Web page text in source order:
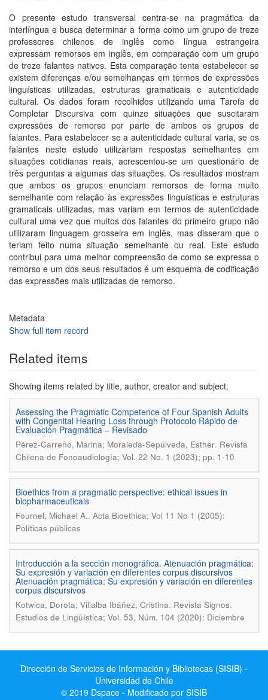
O presente estudo transversal centra-se na pragmática da
interlíngua e busca determinar a forma como um grupo de treze
professores chilenos de inglês como língua estrangeira
expressam remorsos em inglês, em comparação com um grupo
de treze falantes nativos. Esta comparação tenta estabelecer se
existem diferenças e/ou semelhanças em termos de expressões
linguísticas utilizadas, estruturas gramaticais e autenticidade
cultural. Os dados foram recolhidos utilizando uma Tarefa de
Completar Discursiva com quinze situações que suscitaram
expressões de remorso por parte de ambos os grupos de
falantes. Para estabelecer se a autenticidade cultural varia, se os
falantes neste estudo utilizariam respostas semelhantes em
situações cotidianas reais, acrescentou-se um questionário de
três perguntas a algumas das situações. Os resultados mostram
que ambos os grupos enunciam remorsos de forma muito
semelhante com relação às expressões linguísticas e estruturas
gramaticais utilizadas, mas variam em termos de autenticidade
cultural uma vez que muitos dos falantes do primeiro grupo não
utilizaram linguagem grosseira em inglês, mas disseram que o
teriam feito numa situação semelhante ou real. Este estudo
contribui para uma melhor compreensão de como se expressa o
remorso e um dos seus resultados é um esquema de codificação
das expressões mais utilizadas de remorso.
Metadata
Show full item record
Related items
Showing items related by title, author, creator and subject.
Assessing the Pragmatic Competence of Four Spanish Adults
with Congenital Hearing Loss through Protocolo Rápido de
Evaluación Pragmática – Revisado
Pérez-Carreño, Marina; Moraleda-Sepúlveda, Esther. Revista
Chilena de Fonoaudiología; Vol. 22 No. 1 (2023); pp. 1-10
Bioethics from a pragmatic perspective: ethical issues in
biopharmaceuticals
Fournel, Michael A.. Acta Bioethica; Vol 11 No 1 (2005):
Políticas públicas
Introducción a la sección monográfica. Atenuación pragmática:
Su expresión y variación en diferentes corpus discursivos
Atenuación pragmática: Su expresión y variación en diferentes
corpus discursivos
Kotwica, Dorota; Villalba Ibáñez, Cristina. Revista Signos.
Estudios de Lingüística; Vol. 53, Núm. 104 (2020): Diciembre
Dirección de Servicios de Información y Bibliotecas (SISIB) -
Universidad de Chile
© 2019 Dspace - Modificado por SISIB